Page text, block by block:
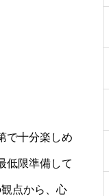
で十分楽しめ
低限準備して
点から、心